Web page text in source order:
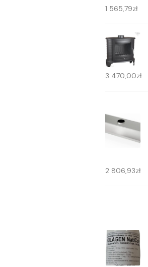
1 565,79zł
3 470,00zł
2 806,93zł